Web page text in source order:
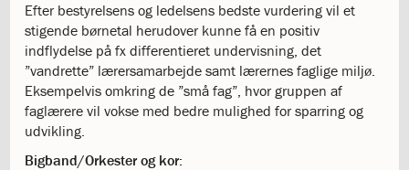
af
katastrofen
på
Institut
Jeanne
d’Arc
1.18:
Bestyrelsen
1.19:
Ledelsen
Efter bestyrelsens og ledelsens bedste vurdering vil et
stigende børnetal herudover kunne få en positiv
indflydelse på fx differentieret undervisning, det
”vandrette” lærersamarbejde samt lærernes faglige miljø.
Eksempelvis omkring de ”små fag”, hvor gruppen af
faglærere vil vokse med bedre mulighed for sparring og
udvikling.
Bigband/Orkester og kor: